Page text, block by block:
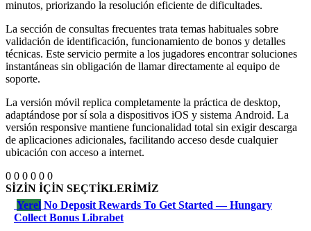
minutos, priorizando la resolución eficiente de dificultades.
La sección de consultas frecuentes trata temas habituales sobre
validación de identificación, funcionamiento de bonos y detalles
técnicas. Este servicio permite a los jugadores encontrar soluciones
instantáneas sin obligación de llamar directamente al equipo de
soporte.
La versión móvil replica completamente la práctica de desktop,
adaptándose por sí sola a dispositivos iOS y sistema Android. La
versión responsive mantiene funcionalidad total sin exigir descarga
de aplicaciones adicionales, facilitando acceso desde cualquier
ubicación con acceso a internet.
0 0 0 0 0 0
SİZİN İÇİN SEÇTİKLERİMİZ
Yerel No Deposit Rewards To Get Started — Hungary
Collect Bonus Librabet